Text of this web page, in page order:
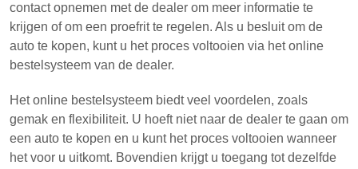
contact opnemen met de dealer om meer informatie te
krijgen of om een proefrit te regelen. Als u besluit om de
auto te kopen, kunt u het proces voltooien via het online
bestelsysteem van de dealer.
Het online bestelsysteem biedt veel voordelen, zoals
gemak en flexibiliteit. U hoeft niet naar de dealer te gaan om
een auto te kopen en u kunt het proces voltooien wanneer
het voor u uitkomt. Bovendien krijgt u toegang tot dezelfde